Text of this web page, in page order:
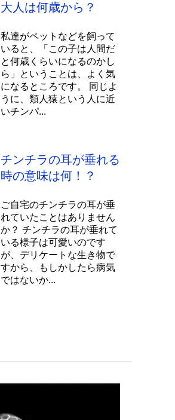
大人は何歳から？
私達がペットなどを飼って
いると、「この子は人間だ
と何歳くらいになるのかし
ら」ということは、よく気
になるところです。 同じよ
うに、類人猿という人に近
いチンパ...
チンチラの耳が垂れる
時の意味は何！？
ご自宅のチンチラの耳が垂
れていたことはありません
か？ チンチラの耳が垂れて
いる様子は可愛いのです
が、デリケートな生き物で
すから、もしかしたら病気
ではないか...